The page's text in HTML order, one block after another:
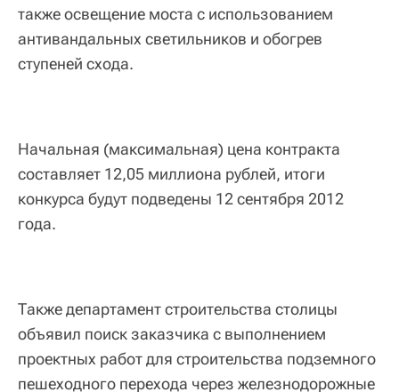
также освещение моста с использованием
антивандальных светильников и обогрев
ступеней схода.
Начальная (максимальная) цена контракта
составляет 12,05 миллиона рублей, итоги
конкурса будут подведены 12 сентября 2012
года.
Также департамент строительства столицы
объявил поиск заказчика с выполнением
проектных работ для строительства подземного
пешеходного перехода через железнодорожные